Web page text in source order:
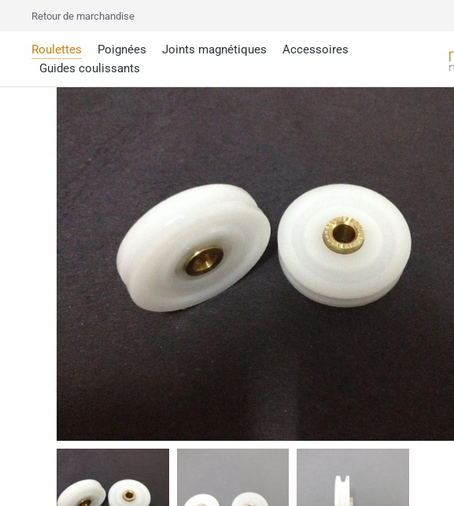
Retour de marchandise
Roulettes Poignées Joints magnétiques
Accessoires
Guides coulissants